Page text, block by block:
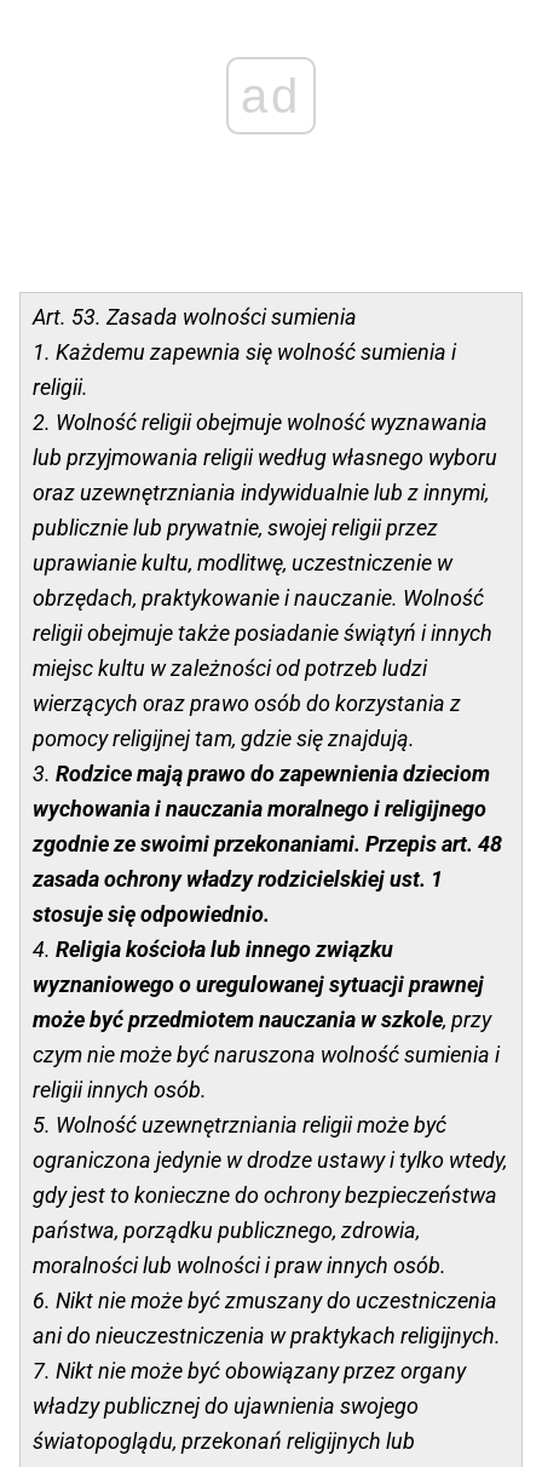
ad
Art. 53. Zasada wolności sumienia
1. Każdemu zapewnia się wolność sumienia i
religii.
2. Wolność religii obejmuje wolność wyznawania
lub przyjmowania religii według własnego wyboru
oraz uzewnętrzniania indywidualnie lub z innymi,
publicznie lub prywatnie, swojej religii przez
uprawianie kultu, modlitwę, uczestniczenie w
obrzędach, praktykowanie i nauczanie. Wolność
religii obejmuje także posiadanie świątyń i innych
miejsc kultu w zależności od potrzeb ludzi
wierzących oraz prawo osób do korzystania z
pomocy religijnej tam, gdzie się znajdują.
3. Rodzice mają prawo do zapewnienia dzieciom
wychowania i nauczania moralnego i religijnego
zgodnie ze swoimi przekonaniami. Przepis art. 48
zasada ochrony władzy rodzicielskiej ust. 1
stosuje się odpowiednio.
4. Religia kościoła lub innego związku
wyznaniowego o uregulowanej sytuacji prawnej
może być przedmiotem nauczania w szkole, przy
czym nie może być naruszona wolność sumienia i
religii innych osób.
5. Wolność uzewnętrzniania religii może być
ograniczona jedynie w drodze ustawy i tylko wtedy,
gdy jest to konieczne do ochrony bezpieczeństwa
państwa, porządku publicznego, zdrowia,
moralności lub wolności i praw innych osób.
6. Nikt nie może być zmuszany do uczestniczenia
ani do nieuczestniczenia w praktykach religijnych.
7. Nikt nie może być obowiązany przez organy
władzy publicznej do ujawnienia swojego
światopoglądu, przekonań religijnych lub